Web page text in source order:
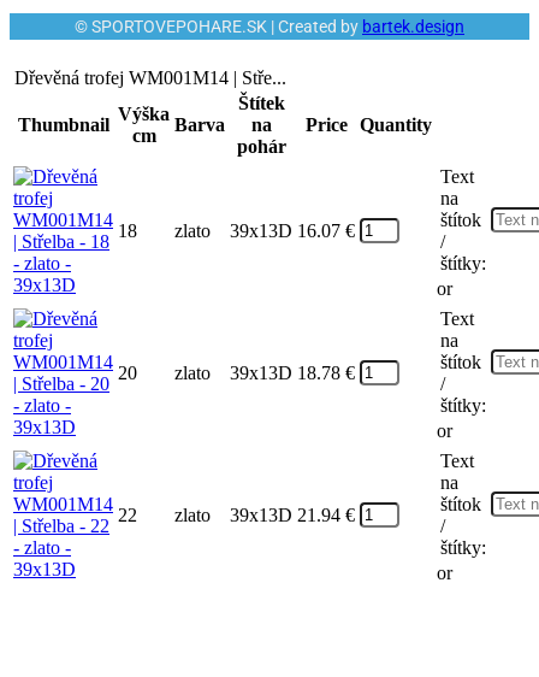
© SPORTOVEPOHARE.SK | Created by bartek.design
Dřevěná trofej WM001M14 | Stře...
Thumbnail
Výška
cm
Barva
Štítek
na
pohár
Price Quantity
18 zlato 39x13D 16.07 €
Text
na
štítok
/
štítky:
or
20 zlato 39x13D 18.78 €
Text
na
štítok
/
štítky:
or
22 zlato 39x13D 21.94 €
Text
na
štítok
/
štítky:
or